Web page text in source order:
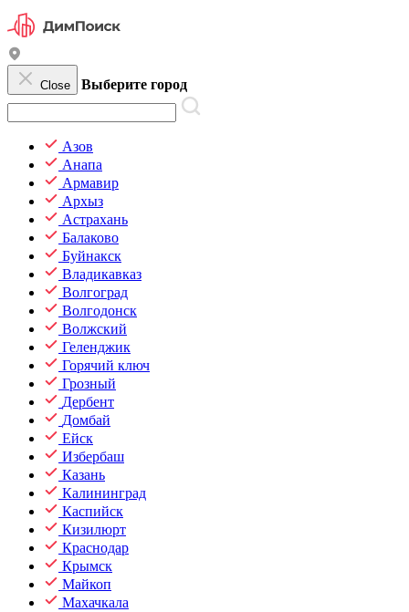
Close Выберите город
Азов
Анапа
Армавир
Архыз
Астрахань
Балаково
Буйнакск
Владикавказ
Волгоград
Волгодонск
Волжский
Геленджик
Горячий ключ
Грозный
Дербент
Домбай
Ейск
Избербаш
Казань
Калининград
Каспийск
Кизилюрт
Краснодар
Крымск
Майкоп
Махачкала